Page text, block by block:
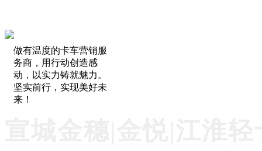
做有温度的卡车营销服
务商，用行动创造感
动，以实力铸就魅力。
坚实前行，实现美好未
来！